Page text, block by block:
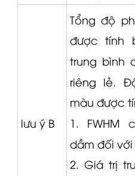
lưu ý B
Tổng độ
được tính
trung bình
riêng lẻ.
màu được
1. FWHM
dầm đối
2. Giá trị